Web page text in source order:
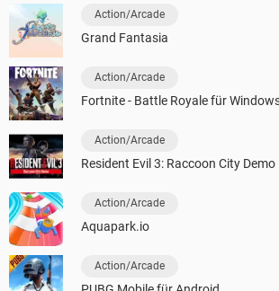
Action/Arcade
Grand Fantasia
Action/Arcade
Fortnite - Battle Royale für
Action/Arcade
Resident Evil 3: Raccoon City Demo
Action/Arcade
Aquapark.io
Action/Arcade